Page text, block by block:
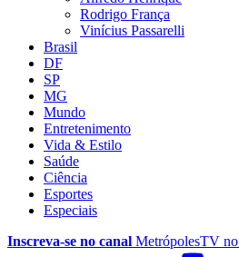
Rodrigo França
Vinícius Passarelli
Brasil
DF
SP
MG
Mundo
Entretenimento
Vida & Estilo
Saúde
Ciência
Esportes
Especiais
Inscreva-se no canal MetrópolesTV no